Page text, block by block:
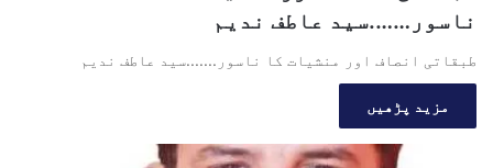
ناسور…….سید عاطف ندیم
طبقاتی انصاف اور منشیات کا ناسور.......سید عاطف ندیم
مزید پڑھیں